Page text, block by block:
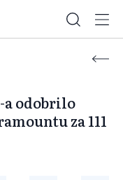
a odobrilo
za 111